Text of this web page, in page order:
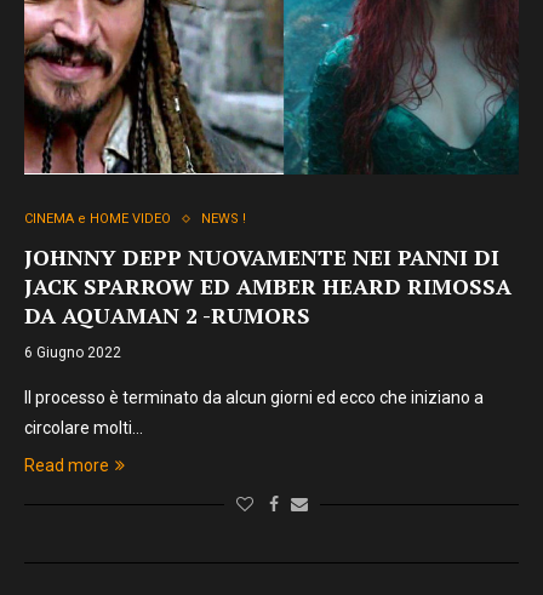
CINEMA e HOME VIDEO NEWS !
JOHNNY DEPP NUOVAMENTE NEI PANNI DI
JACK SPARROW ED AMBER HEARD RIMOSSA
DA AQUAMAN 2 -RUMORS
6 Giugno 2022
Il processo è terminato da alcun giorni ed ecco che iniziano a
circolare molti…
Read more